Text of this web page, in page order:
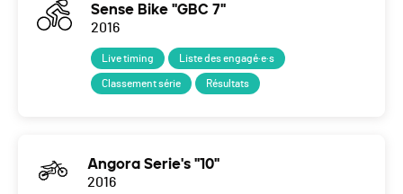
Sense Bike "GBC 7"
2016
Live timing Liste des engagé·e·s
Classement série Résultats
Angora Serie's "10"
2016